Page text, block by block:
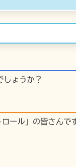
しょうか？
ール」の皆さんで